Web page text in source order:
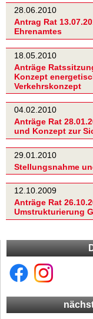
28.06.2010
Antrag Rat
Ehrenamtes
18.05.2010
Anträge
Konzept
Verkehrskonzept
04.02.2010
Anträge Rat
und Konzept zur
29.01.2010
Stellungsnahme
12.10.2009
Anträge Rat
Umstrukturierung